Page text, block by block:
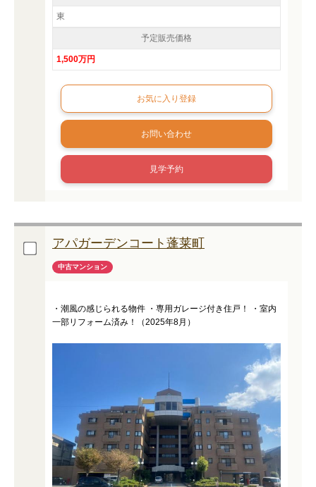
東
予定販売価格
1,500万円
お問い合わせ
見学予約
アパガーデンコート蓬莱町
中古マンション
・潮風の感じられる物件 ・専用ガレージ付き住戸！ ・室内
一部リフォーム済み！（2025年8月）